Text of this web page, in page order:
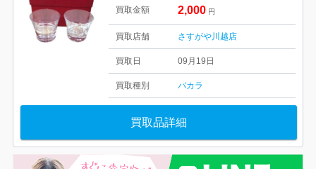
買取金額 2,000 円
買取店舗 さすがや川越店
買取日 09月19日
買取種別 バカラ
買取品詳細